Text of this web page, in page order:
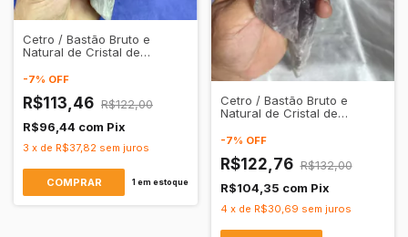
Cetro / Bastão Bruto e
Natural de Cristal de
Transparente
-7% OFF
R$113,46 R$122,00
R$96,44 com Pix
3 x de R$37,82 sem juros
1 em estoque
Cetro / Bastão Bruto e
Natural de Cristal de
Transparente
-7% OFF
R$122,76 R$132,00
R$104,35 com Pix
4 x de R$30,69 sem juros